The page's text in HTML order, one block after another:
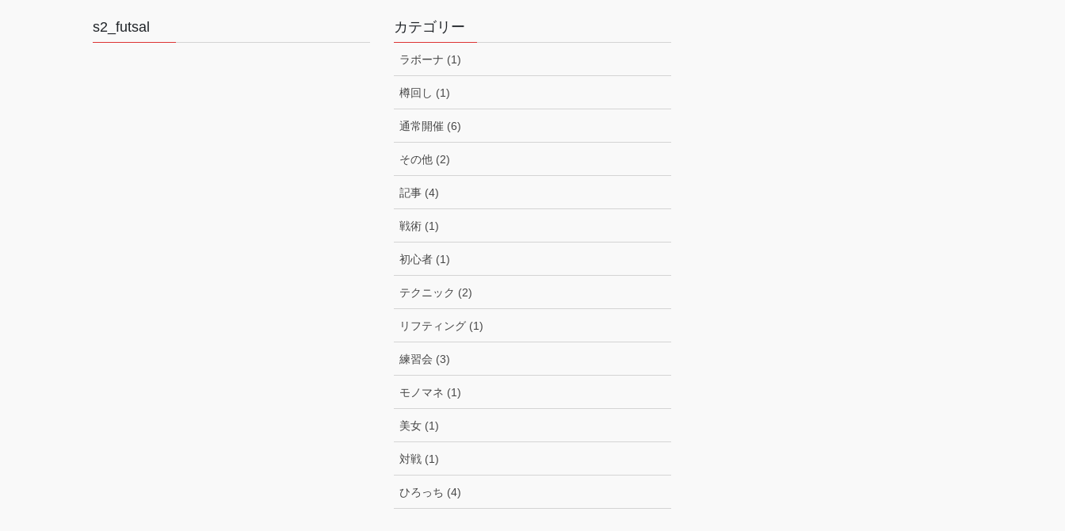
s2_futsal カテゴリー
ラボーナ (1)
樽回し (1)
通常開催 (6)
その他 (2)
記事 (4)
戦術 (1)
初心者 (1)
テクニック (2)
リフティング (1)
練習会 (3)
モノマネ (1)
美女 (1)
対戦 (1)
ひろっち (4)